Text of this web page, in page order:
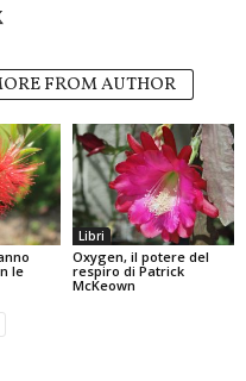
FROM AUTHOR
le
Libri
Oxygen, il potere del
respiro di Patrick
McKeown